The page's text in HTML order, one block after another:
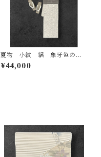
夏物 小紋 絽 象牙色の
地 葡萄茶色 菖蒲科の植
物 総柄 裄丈 67.5㎝ K718
¥44,000